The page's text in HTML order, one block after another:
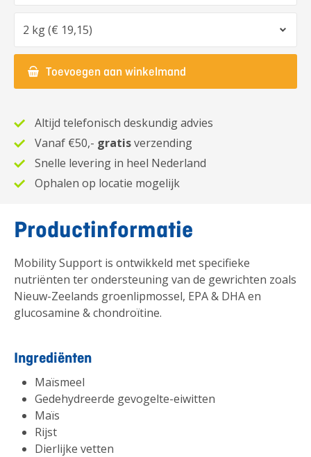
Toevoegen aan winkelmand
Altijd telefonisch deskundig advies
Vanaf €50,- gratisverzending
Snelle levering in heel Nederland
Ophalen op locatie mogelijk
Productinformatie
Mobility Support is ontwikkeld met specifieke
nutriënten ter ondersteuning van de gewrichten zoals
Nieuw-Zeelands groenlipmossel, EPA & DHA en
glucosamine & chondroïtine.
Ingrediënten
Maïsmeel
Gedehydreerde gevogelte-eiwitten
Maïs
Rijst
Dierlijke vetten